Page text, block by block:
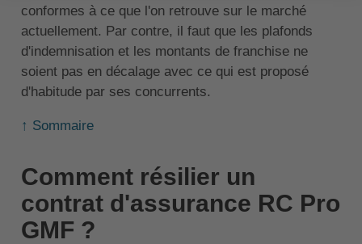
conformes à ce que l'on retrouve sur le marché
actuellement. Par contre, il faut que les plafonds
d'indemnisation et les montants de franchise ne
soient pas en décalage avec ce qui est proposé
d'habitude par ses concurrents.
↑ Sommaire
Comment résilier un
contrat d'assurance RC Pro
GMF ?